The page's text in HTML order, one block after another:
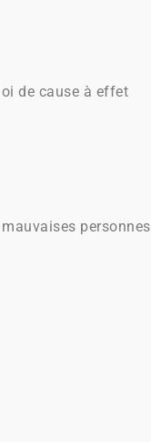
de cause à effet
personnes